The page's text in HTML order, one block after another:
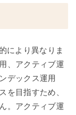
により異なりま
、アクティブ運
デックス運用
を目指すため、
。アクティブ運